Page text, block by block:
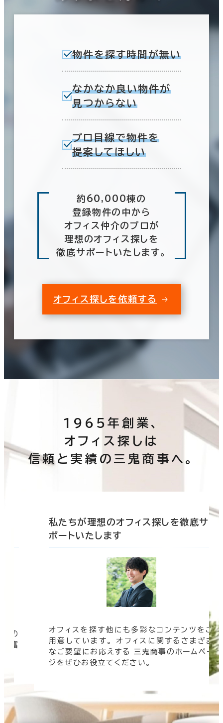
物件を探す時間が無い
なかなか良い物件が
見つからない
プロ目線で物件を
提案してほしい
約60,000棟の
登録物件の中から
オフィス仲介のプロが
理想のオフィス探しを
徹底サポートいたします。
オフィス探しを依頼する
1965年創業、
オフィス探しは
信頼と実績の三鬼商事へ。
の
豊富
私たちが理想のオフィス探しを徹底サ
ポートいたします
オフィスを探す他にも多彩なコンテンツをご
用意しています。 オフィスに関するさまざま
なご要望にお応えする 三鬼商事のホームペー
ジをぜひお役立てください。